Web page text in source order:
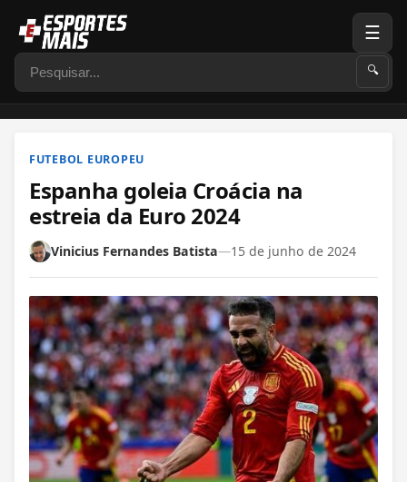
Pesquisar 🔍
☰
FUTEBOL EUROPEU
Espanha goleia Croácia na
estreia da Euro 2024
Vinicius Fernandes Batista—15 de junho de 2024